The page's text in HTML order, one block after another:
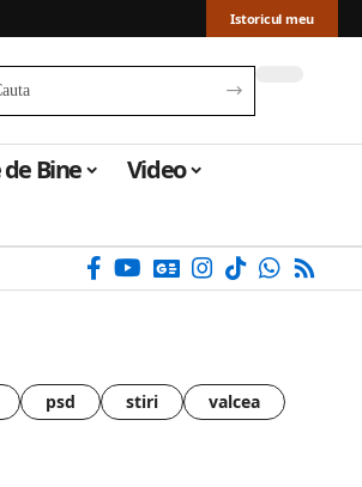
Istoricul meu
Bine
Video
psd stiri
valcea